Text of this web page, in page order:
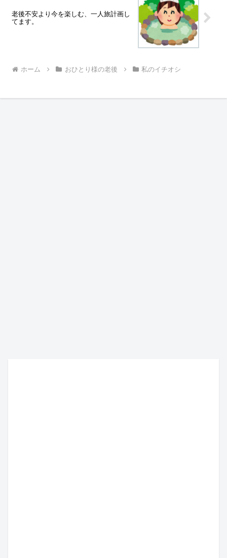
老後不安より今を楽しむ、一人旅計画し
てます。
ホーム おひとり様の老後 私のイチオシ